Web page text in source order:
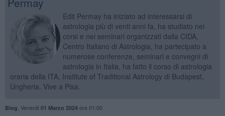
Edit Permay ha iniziato ad interessarsi di
astrologia più di venti anni fa, ha studiato nei
corsi e nei seminari organizzati dalla CIDA,
Centro Italiano di Astrologia, ha partecipato a
numerose conferenze, seminari e convegni di
astrologia in Italia, ha fatto il corso di astrologia
oraria della ITA, Institute of Traditional Astrology di Budapest,
Ungheria. Vive a Pisa.
Blog Venerdì 01 Marzo 2024ore 01:00